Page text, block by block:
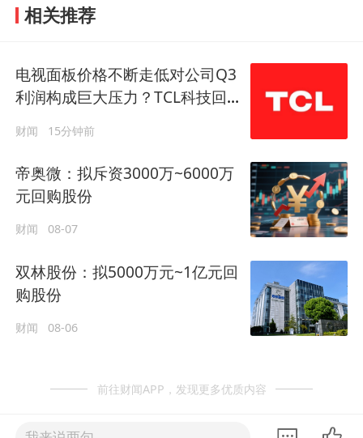
相关推荐
电视面板价格不断走低对公司Q3
利润构成巨大压力？TCL科技回
财闻 15分钟前
帝奥微：拟斥资3000万~6000万
元回购股份
财闻 08-07
双林股份：拟5000万元~1亿元回
购股份
财闻 08-06
前往财闻APP，发现更多优质内容